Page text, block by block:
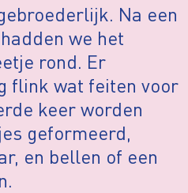
Na een
we het
rond. Er
flink wat feiten voor
keer worden
geformeerd,
en bellen of een